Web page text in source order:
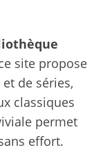
site propose
de séries,
classiques
permet
effort.